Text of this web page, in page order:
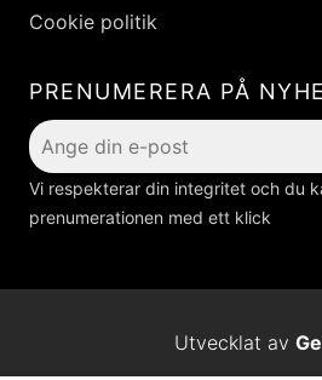
Cookie politik
PRENUMERERA PÅ
Vi respekterar din integritet och du
prenumerationen med ett klick
Utvecklat av